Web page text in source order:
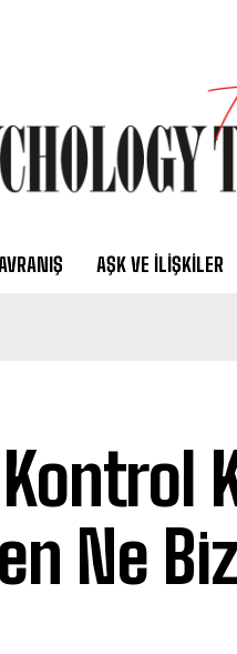
AŞK VE İLIŞKILER
Ne